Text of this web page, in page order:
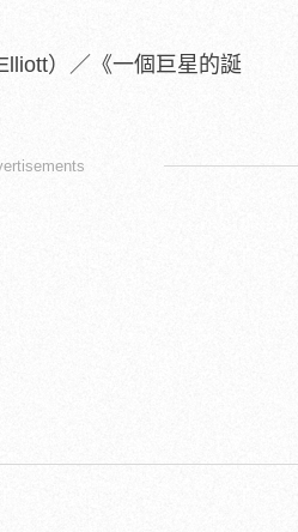
）／《一個巨星的誕